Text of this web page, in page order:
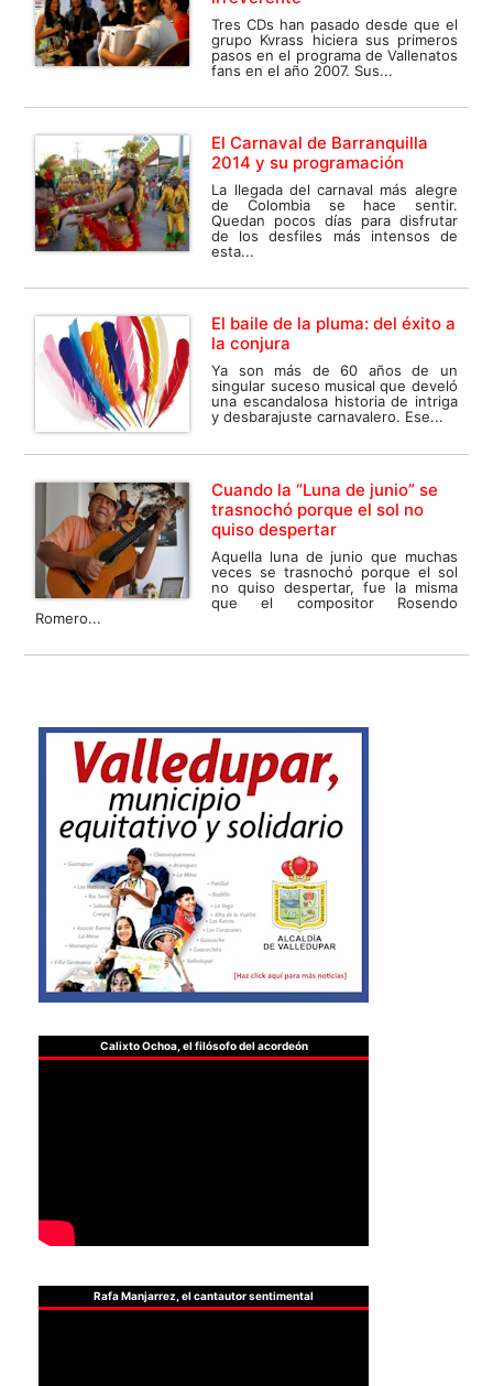
Tres CDs han pasado desde que el
grupo Kvrass hiciera sus primeros
pasos en el programa de Vallenatos
fans en el año 2007. Sus...
El Carnaval de Barranquilla
2014 y su programación
La llegada del carnaval más alegre
de Colombia se hace sentir.
Quedan pocos días para disfrutar
de los desfiles más intensos de
esta...
El baile de la pluma: del éxito a
la conjura
Ya son más de 60 años de un
singular suceso musical que develó
una escandalosa historia de intriga
y desbarajuste carnavalero. Ese...
Cuando la “Luna de junio” se
trasnochó porque el sol no
quiso despertar
Aquella luna de junio que muchas
veces se trasnochó porque el sol
no quiso despertar, fue la misma
que el compositor Rosendo
Romero...
Calixto Ochoa, el filósofo del acordeón
Rafa Manjarrez, el cantautor sentimental